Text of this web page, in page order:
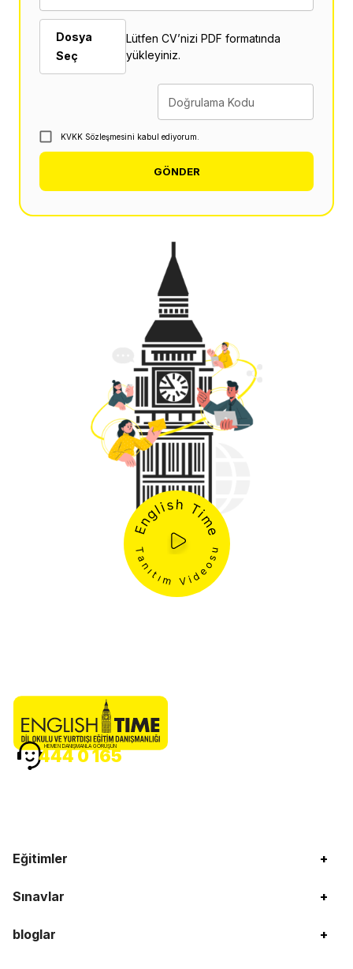
Dosya
Seç
Lütfen CV’nizi PDF formatında
yükleyiniz.
Doğrulama Kodu
KVKK Sözleşmesini kabul ediyorum.
GÖNDER
Eğitimler +
Sınavlar +
bloglar +
HEMEN DANIŞMANLA GÖRÜŞÜN
444 0 165